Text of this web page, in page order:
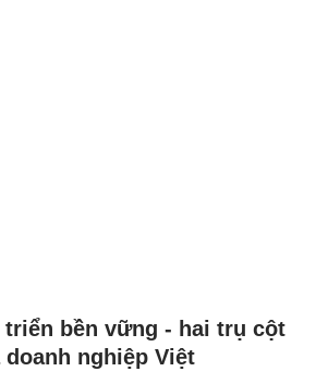
triển bền vững - hai trụ cột
nghiệp Việt